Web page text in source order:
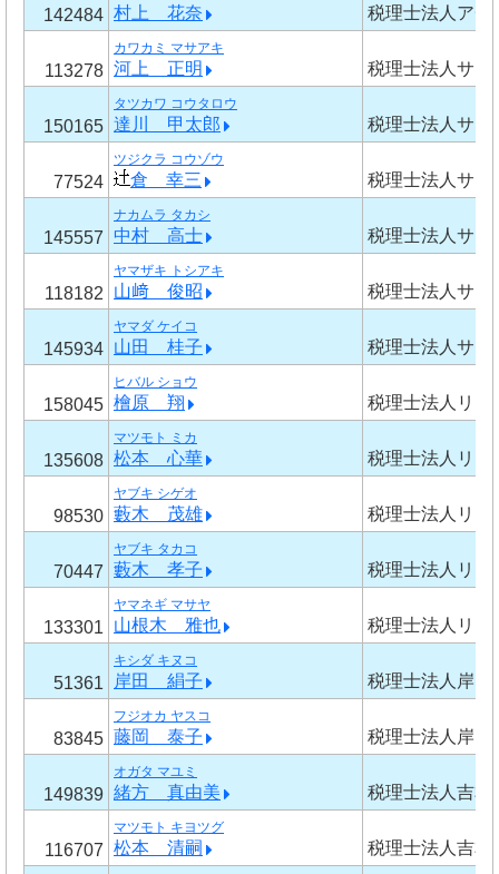
142484 村上 花奈 税理士法人アチ
113278
カワカミ マサアキ
河上 正明 税理士法人サガ
150165
タツカワ コウタロウ
達川 甲太郎 税理士法人サガ
77524
ツジクラ コウゾウ
倉 幸三 税理士法人サガ
145557
ナカムラ タカシ
中村 高士 税理士法人サガ
118182
ヤマザキ トシアキ
山﨑 俊昭 税理士法人サガ
145934
ヤマダ ケイコ
山田 桂子 税理士法人サガ
158045
ヒバル ショウ
檜原 翔 税理士法人リラ
135608
マツモト ミカ
松本 心華 税理士法人リラ
98530
ヤブキ シゲオ
藪木 茂雄 税理士法人リラ
70447
ヤブキ タカコ
藪木 孝子 税理士法人リラ
133301
ヤマネギ マサヤ
山根木 雅也 税理士法人リラ
51361
キシダ キヌコ
岸田 絹子 税理士法人岸田
83845
フジオカ ヤスコ
藤岡 泰子 税理士法人岸田
149839
オガタ マユミ
緒方 真由美 税理士法人吉本
116707
マツモト キヨツグ
松本 清嗣 税理士法人吉本